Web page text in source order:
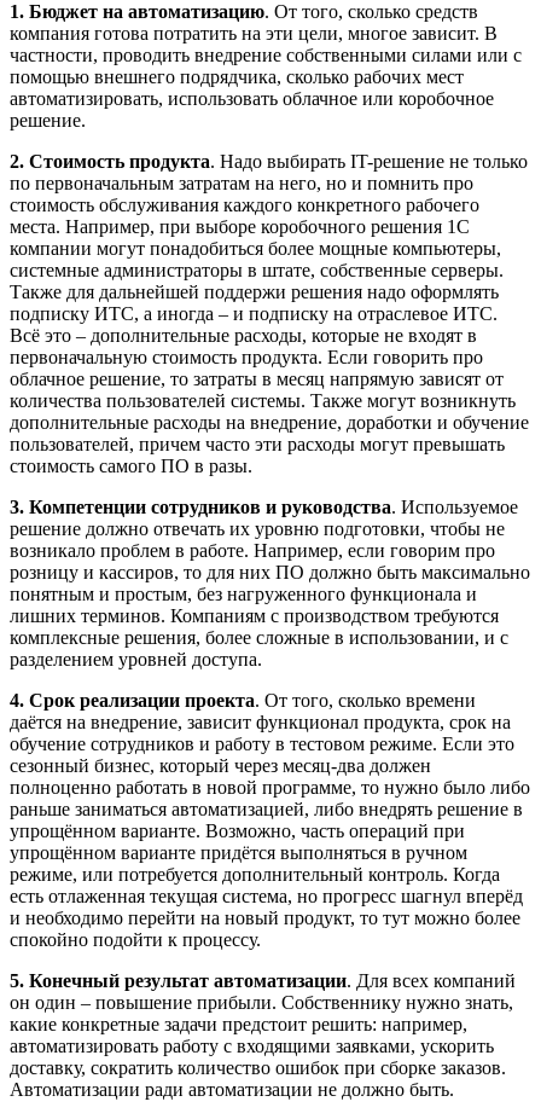
1. Бюджет на автоматизацию. От того, сколько средств
компания готова потратить на эти цели, многое зависит. В
частности, проводить внедрение собственными силами или с
помощью внешнего подрядчика, сколько рабочих мест
автоматизировать, использовать облачное или коробочное
решение.
2. Стоимость продукта. Надо выбирать IT-решение не только
по первоначальным затратам на него, но и помнить про
стоимость обслуживания каждого конкретного рабочего
места. Например, при выборе коробочного решения 1С
компании могут понадобиться более мощные компьютеры,
системные администраторы в штате, собственные серверы.
Также для дальнейшей поддержи решения надо оформлять
подписку ИТС, а иногда – и подписку на отраслевое ИТС.
Всё это – дополнительные расходы, которые не входят в
первоначальную стоимость продукта. Если говорить про
облачное решение, то затраты в месяц напрямую зависят от
количества пользователей системы. Также могут возникнуть
дополнительные расходы на внедрение, доработки и обучение
пользователей, причем часто эти расходы могут превышать
стоимость самого ПО в разы.
3. Компетенции сотрудников и руководства. Используемое
решение должно отвечать их уровню подготовки, чтобы не
возникало проблем в работе. Например, если говорим про
розницу и кассиров, то для них ПО должно быть максимально
понятным и простым, без нагруженного функционала и
лишних терминов. Компаниям с производством требуются
комплексные решения, более сложные в использовании, и с
разделением уровней доступа.
4. Срок реализации проекта. От того, сколько времени
даётся на внедрение, зависит функционал продукта, срок на
обучение сотрудников и работу в тестовом режиме. Если это
сезонный бизнес, который через месяц-два должен
полноценно работать в новой программе, то нужно было либо
раньше заниматься автоматизацией, либо внедрять решение в
упрощённом варианте. Возможно, часть операций при
упрощённом варианте придётся выполняться в ручном
режиме, или потребуется дополнительный контроль. Когда
есть отлаженная текущая система, но прогресс шагнул вперёд
и необходимо перейти на новый продукт, то тут можно более
спокойно подойти к процессу.
5. Конечный результат автоматизации. Для всех компаний
он один – повышение прибыли. Собственнику нужно знать,
какие конкретные задачи предстоит решить: например,
автоматизировать работу с входящими заявками, ускорить
доставку, сократить количество ошибок при сборке заказов.
Автоматизации ради автоматизации не должно быть.